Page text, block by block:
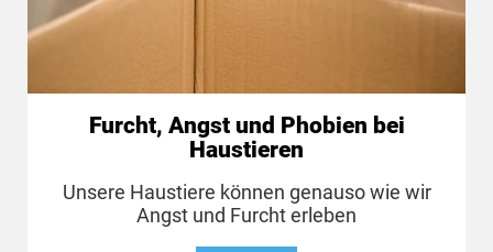
Furcht, Angst und Phobien bei
Haustieren
Unsere Haustiere können genauso wie wir
Angst und Furcht erleben